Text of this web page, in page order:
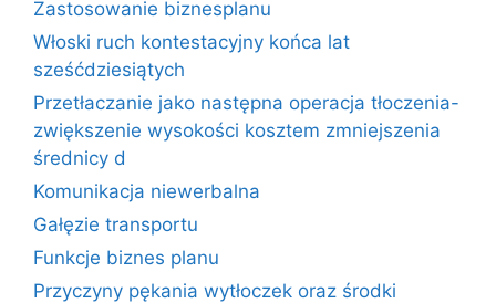
Zastosowanie biznesplanu
Włoski ruch kontestacyjny końca lat
sześćdziesiątych
Przetłaczanie jako następna operacja tłoczenia-
zwiększenie wysokości kosztem zmniejszenia
średnicy d
Komunikacja niewerbalna
Gałęzie transportu
Funkcje biznes planu
Przyczyny pękania wytłoczek oraz środki